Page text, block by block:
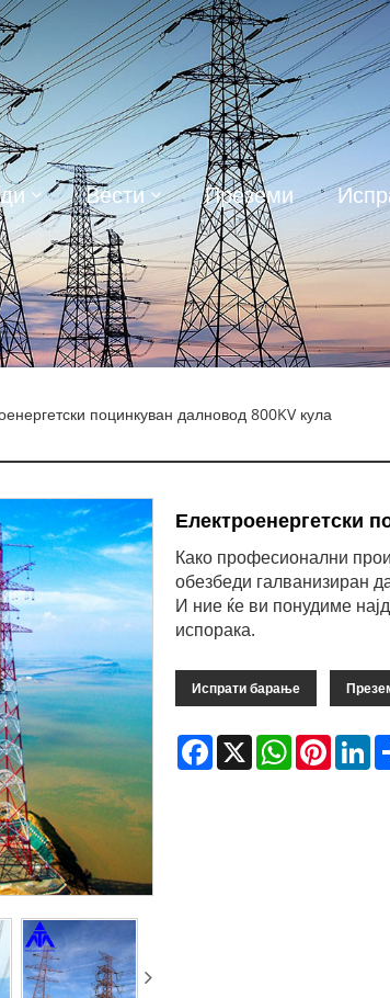
Вести Преземи
поцинкуван далновод 800KV кула
Електроенергетски
Како професионални
обезбеди галванизиран
И ние ќе ви понудиме
испорака.
Испрати барање
Facebook
X WhatsApp